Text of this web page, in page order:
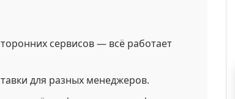
сервисов — всё работает
для разных менеджеров.